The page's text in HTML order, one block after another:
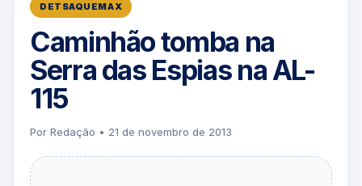
DETSAQUEMAX
Caminhão tomba na
Serra das Espias na AL-
115
Por Redação • 21 de novembro de 2013